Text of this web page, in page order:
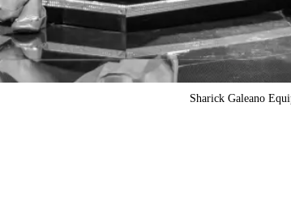
Sharick Galeano